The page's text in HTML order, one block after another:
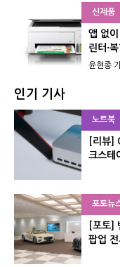
신제품
앱 없
린터·
윤현종
인기 기사
노트북
[리뷰]
크스테
포토뉴
[포토]
팝업 전